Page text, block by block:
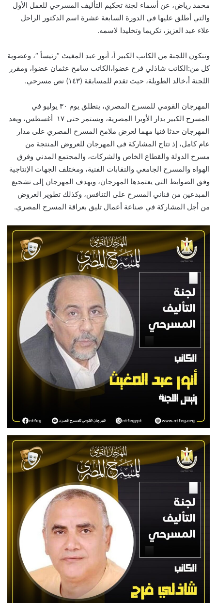
محمد رياض، عن أسماء لجنة تحكيم التأليف المسرحي للعمل الأول
والتي أطلق عليها في الدورة السابعة عشرة اسم الدكتور الراحل
علاء عبد العزيز، تكريما وتخليدا لاسمه.
وتتكون اللجنة من الكاتب الكبير أ، أنور عبد المغيث “رئيساً “، وعضوية
كل من:الكاتب شاذلي فرح عضوا،الكاتب سامح عثمان عضوا، ومقرر
اللجنة أ،خالد الطويلة، حيث تقدم للمسابقة (١٤٣) نص مسرحي.
المهرجان القومي للمسرح المصري، ينطلق يوم ٣٠ يوليو في
المسرح الكبير بدار الأوبرا المصرية، ويستمر حتى ١٧ أغسطس، ويعد
المهرجان حدثا فنيا مهما لعرض ملامح المسرح المصري على مدار
عام كامل، إذ تتاح المشاركة في المهرجان للعروض المنتجة من
مسرح الدولة والقطاع الخاص والشركات، والمجتمع المدني وفرق
الهواه والمسرح الجامعي والنقابات الفنية، ومختلف الجهات الإنتاجية
وفق الضوابط التي يعتمدها المهرجان، ويهدف المهرجان إلى تشجيع
المبدعين من فناني المسرح على التنافس، وكذلك تطوير العروض
من أجل المشاركة في صناعة أعمال تليق بعراقة المسرح المصري.